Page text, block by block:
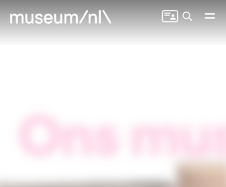
Zoeken